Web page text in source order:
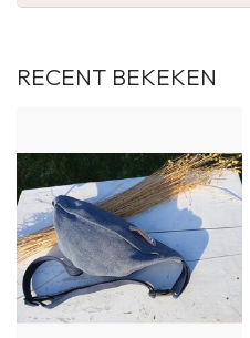
RECENT BEKEKEN